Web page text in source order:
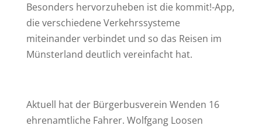
Besonders hervorzuheben ist die kommit!-App,
die verschiedene Verkehrssysteme
miteinander verbindet und so das Reisen im
Münsterland deutlich vereinfacht hat.
Aktuell hat der Bürgerbusverein Wenden 16
ehrenamtliche Fahrer. Wolfgang Loosen